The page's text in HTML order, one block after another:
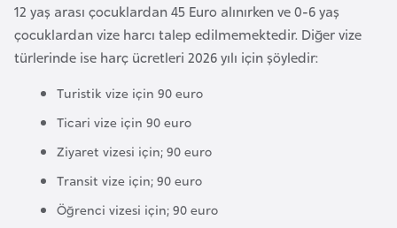
12 yaş arası çocuklardan 45 Euro alınırken ve 0-6 yaş
çocuklardan vize harcı talep edilmemektedir. Diğer vize
türlerinde ise harç ücretleri 2026 yılı için şöyledir:
Turistik vize için 90 euro
Ticari vize için 90 euro
Ziyaret vizesi için; 90 euro
Transit vize için; 90 euro
Öğrenci vizesi için; 90 euro
B
u
l